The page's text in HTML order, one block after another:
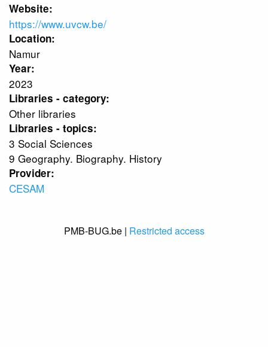
Website:
https://www.uvcw.be/
Location:
Namur
Year:
2023
Libraries - category:
Other libraries
Libraries - topics:
3 Social Sciences
9 Geography. Biography. History
Provider:
CESAM
PMB-BUG.be | Restricted access